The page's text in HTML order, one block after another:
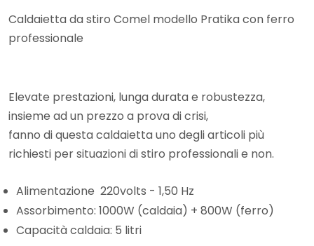
Caldaietta da stiro Comel modello Pratika con ferro
professionale
Elevate prestazioni, lunga durata e robustezza,
insieme ad un prezzo a prova di crisi,
fanno di questa caldaietta uno degli articoli più
richiesti per situazioni di stiro professionali e non.
Alimentazione 220volts - 1,50 Hz
Assorbimento: 1000W (caldaia) + 800W (ferro)
Capacità caldaia: 5 litri